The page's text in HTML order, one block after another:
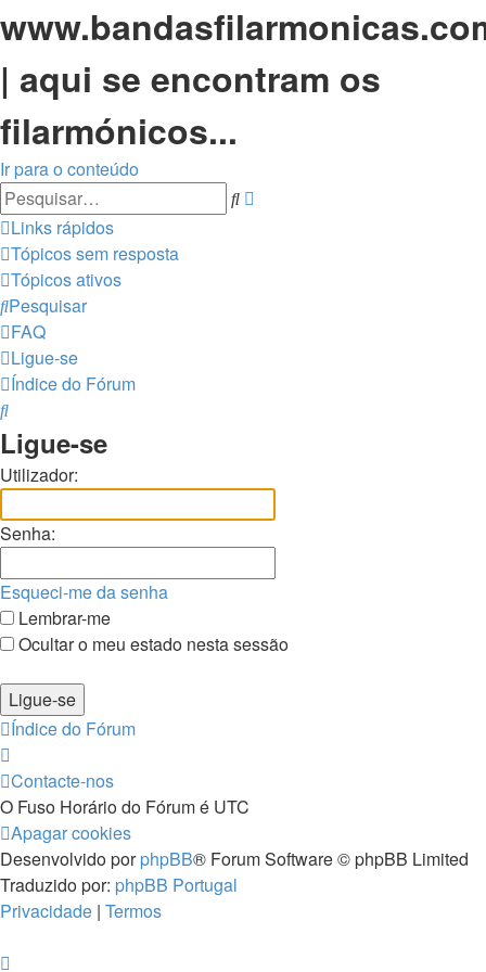
| aqui se encontram os
filarmónicos...
Ir para o conteúdo
Pesquisar
Links rápidos
Tópicos sem resposta
Tópicos ativos
Pesquisar
FAQ
Ligue-se
Índice do Fórum
Pesquisar
Ligue-se
Utilizador:
Senha:
Esqueci-me da senha
Lembrar-me
Ocultar o meu estado nesta sessão
Índice do Fórum
Contacte-nos
O Fuso Horário do Fórum é UTC
Apagar cookies
Desenvolvido porphpBB® Forum Software © phpBB Limited
Traduzido por: phpBB Portugal
Privacidade | Termos